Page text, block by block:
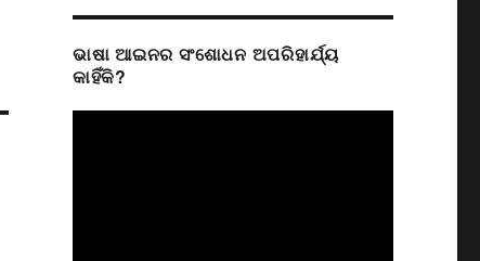
ଭାଷା ଆଇନର ସଂଶୋଧନ ଅପରିହାର୍ଯ୍ୟ
କାହିଁକି?